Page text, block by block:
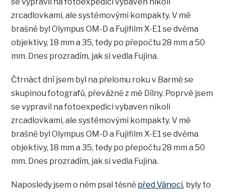
se vypravil na fotoexpedici vybaven nikoli
zrcadlovkami, ale systémovými kompakty. V mé
brašně byl Olympus OM-D a Fujifilm X-E1 se dvěma
objektivy, 18 mm a 35, tedy po přepočtu 28 mm a 50
mm. Dnes prozradím, jak si vedla Fujina.
Čtrnáct dní jsem byl na přelomu roku v Barmě se
skupinou fotografů, převážně z mé Dílny. Poprvé jsem
se vypravil na fotoexpedici vybaven nikoli
zrcadlovkami, ale systémovými kompakty. V mé
brašně byl Olympus OM-D a Fujifilm X-E1 se dvěma
objektivy, 18 mm a 35, tedy po přepočtu 28 mm a 50
mm. Dnes prozradím, jak si vedla Fujina.
Naposledy jsem o něm psal těsně před Vánoci, byly to